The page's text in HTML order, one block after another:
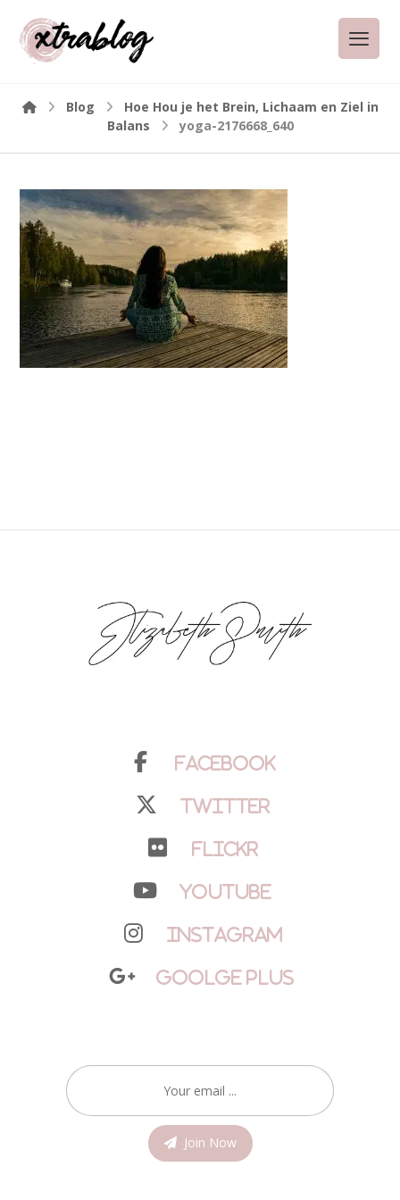
Blog
Hoe Hou je het Brein, Lichaam en Ziel in
Balans
yoga-2176668_640
Facebook
Twitter
Flickr
YouTube
Instagram
Goolge Plus
Join Now